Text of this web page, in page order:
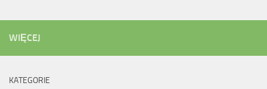
WIĘCEJ
KATEGORIE